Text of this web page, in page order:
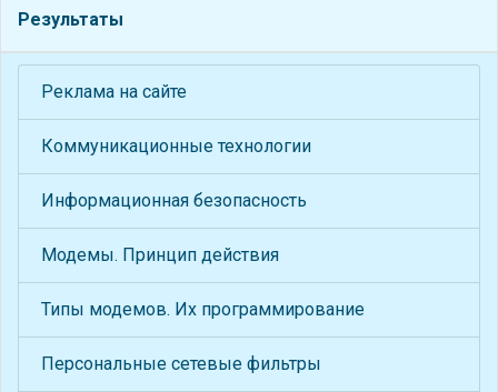
Результаты
Реклама на сайте
Коммуникационные технологии
Информационная безопасность
Модемы. Принцип действия
Типы модемов. Их программирование
Персональные сетевые фильтры